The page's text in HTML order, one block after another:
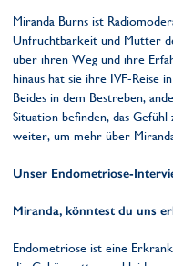
Miranda Burns ist
Unfruchtbarkeit und Mutter
über ihren Weg und ihre
hinaus hat sie ihre IVF-Reise
Beides in dem Bestreben,
Situation befinden, das Gefühl
weiter, um mehr über
Unser Endometriose-
Miranda, könntest du uns
Endometriose ist eine